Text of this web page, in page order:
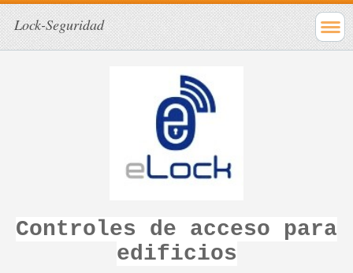
Lock-Seguridad
Controles de acceso para
edificios